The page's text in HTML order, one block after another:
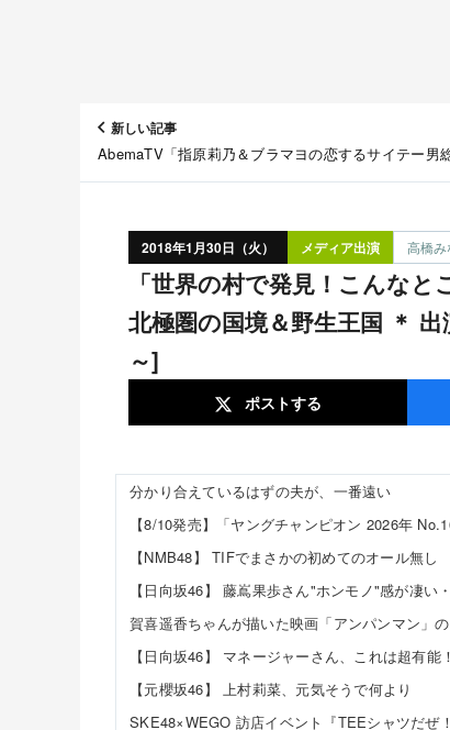
新しい記事
AbemaTV「指原莉乃＆ブラマヨの恋するサイテー男
2018年1月30日（火） メディア出演 高橋み
「世界の村で発見！こんなところに日本人」波乱の人生SP
北極圏の国境＆野生王国 ＊
～]
ポストする
分かり合えているはずの夫が、一番遠い
【NMB48】 TIFでまさかの初めてのオール無し
【日向坂46】 藤嶌果歩さん"ホンモノ"感が凄い
【日向坂46】 マネージャーさん、これは超有能
【元櫻坂46】 上村莉菜、元気そうで何より